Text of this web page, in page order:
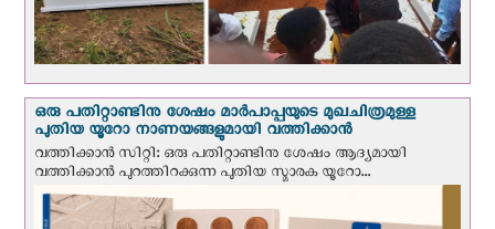
ഒരു പതിറ്റാണ്ടിനു ശേഷം മാർപാപ്പയുടെ മുഖചിത്രമുള്ള
പുതിയ യൂറോ നാണയങ്ങളുമായി വത്തിക്കാന്‍
വത്തിക്കാന്‍ സിറ്റി: ഒരു പതിറ്റാണ്ടിനു ശേഷം ആദ്യമായി
വത്തിക്കാൻ പുറത്തിറക്കുന്ന പുതിയ സ്മാരക യൂറോ...